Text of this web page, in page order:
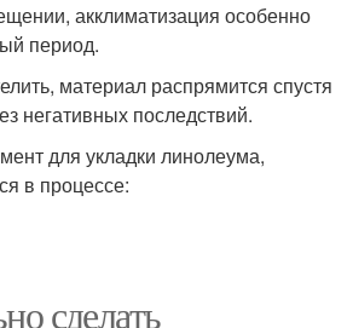
акклиматизация особенно
период.
материал распрямится спустя
негативных последствий.
для укладки линолеума,
в процессе:
сделать